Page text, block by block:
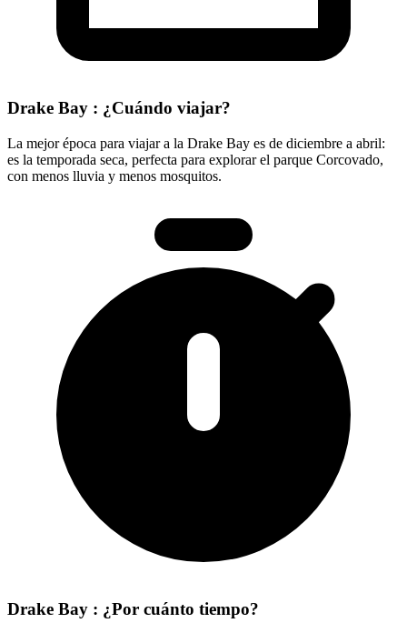
Drake Bay : ¿Cuándo viajar?
La mejor época para viajar a la Drake Bay es de diciembre a abril:
es la temporada seca, perfecta para explorar el parque Corcovado,
con menos lluvia y menos mosquitos.
Drake Bay : ¿Por cuánto tiempo?